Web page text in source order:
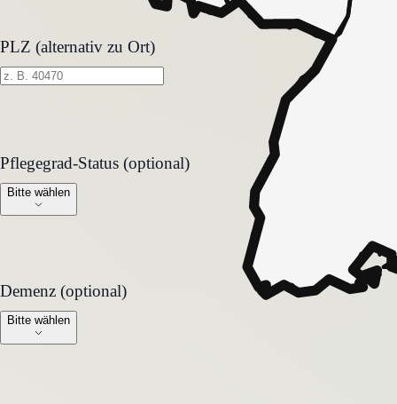
PLZ (alternativ zu Ort)
Pflegegrad-Status (optional)
Pflegegrad-Status (optional)
Bitte wählen
Demenz (optional)
Demenz (optional)
Bitte wählen